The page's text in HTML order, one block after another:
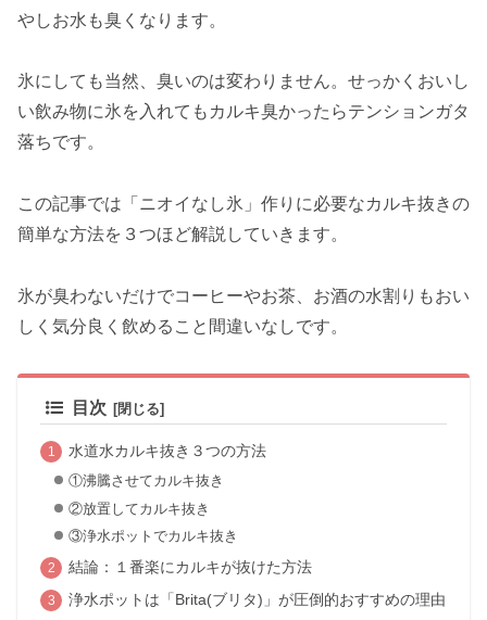
やしお水も臭くなります。
氷にしても当然、臭いのは変わりません。せっかくおいし
い飲み物に氷を入れてもカルキ臭かったらテンションガタ
落ちです。
この記事では「ニオイなし氷」作りに必要なカルキ抜きの
簡単な方法を３つほど解説していきます。
氷が臭わないだけでコーヒーやお茶、お酒の水割りもおい
しく気分良く飲めること間違いなしです。
目次
水道水カルキ抜き３つの方法
①沸騰させてカルキ抜き
②放置してカルキ抜き
③浄水ポットでカルキ抜き
結論：１番楽にカルキが抜けた方法
浄水ポットは「Brita(ブリタ)」が圧倒的おすすめの理由